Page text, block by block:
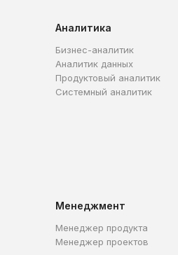
Аналитика
Бизнес-аналитик
Аналитик данных
Продуктовый аналитик
Системный аналитик
Менеджмент
Менеджер продукта
Менеджер проектов